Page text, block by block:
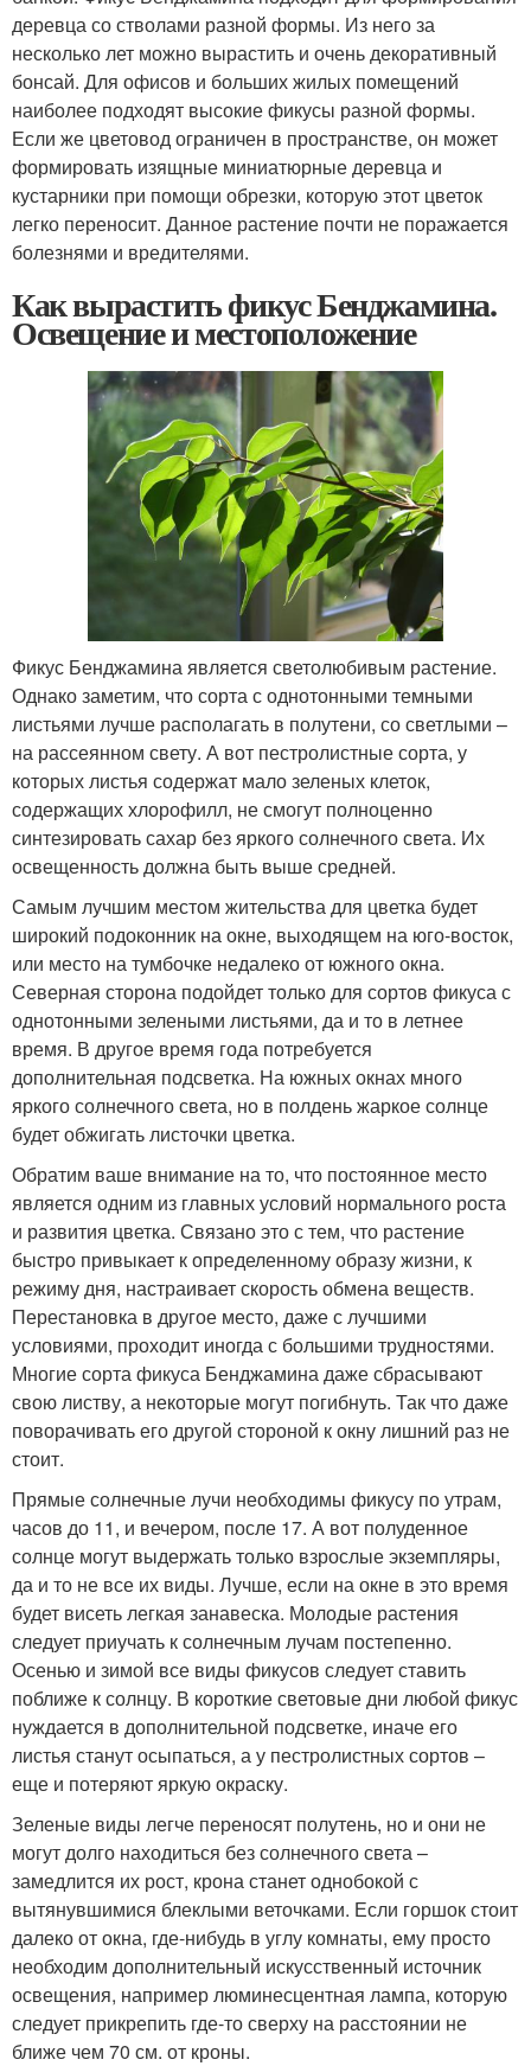
деревца со стволами разной формы. Из него за
несколько лет можно вырастить и очень декоративный
бонсай. Для офисов и больших жилых помещений
наиболее подходят высокие фикусы разной формы.
Если же цветовод ограничен в пространстве, он может
формировать изящные миниатюрные деревца и
кустарники при помощи обрезки, которую этот цветок
легко переносит. Данное растение почти не поражается
болезнями и вредителями.
Как вырастить фикус Бенджамина.
Освещение и местоположение
Фикус Бенджамина является светолюбивым растение.
Однако заметим, что сорта с однотонными темными
листьями лучше располагать в полутени, со светлыми –
на рассеянном свету. А вот пестролистные сорта, у
которых листья содержат мало зеленых клеток,
содержащих хлорофилл, не смогут полноценно
синтезировать сахар без яркого солнечного света. Их
освещенность должна быть выше средней.
Самым лучшим местом жительства для цветка будет
широкий подоконник на окне, выходящем на юго-восток,
или место на тумбочке недалеко от южного окна.
Северная сторона подойдет только для сортов фикуса с
однотонными зелеными листьями, да и то в летнее
время. В другое время года потребуется
дополнительная подсветка. На южных окнах много
яркого солнечного света, но в полдень жаркое солнце
будет обжигать листочки цветка.
Обратим ваше внимание на то, что постоянное место
является одним из главных условий нормального роста
и развития цветка. Связано это с тем, что растение
быстро привыкает к определенному образу жизни, к
режиму дня, настраивает скорость обмена веществ.
Перестановка в другое место, даже с лучшими
условиями, проходит иногда с большими трудностями.
Многие сорта фикуса Бенджамина даже сбрасывают
свою листву, а некоторые могут погибнуть. Так что даже
поворачивать его другой стороной к окну лишний раз не
стоит.
Прямые солнечные лучи необходимы фикусу по утрам,
часов до 11, и вечером, после 17. А вот полуденное
солнце могут выдержать только взрослые экземпляры,
да и то не все их виды. Лучше, если на окне в это время
будет висеть легкая занавеска. Молодые растения
следует приучать к солнечным лучам постепенно.
Осенью и зимой все виды фикусов следует ставить
поближе к солнцу. В короткие световые дни любой фикус
нуждается в дополнительной подсветке, иначе его
листья станут осыпаться, а у пестролистных сортов –
еще и потеряют яркую окраску.
Зеленые виды легче переносят полутень, но и они не
могут долго находиться без солнечного света –
замедлится их рост, крона станет однобокой с
вытянувшимися блеклыми веточками. Если горшок стоит
далеко от окна, где-нибудь в углу комнаты, ему просто
необходим дополнительный искусственный источник
освещения, например люминесцентная лампа, которую
следует прикрепить где-то сверху на расстоянии не
ближе чем 70 см. от кроны.